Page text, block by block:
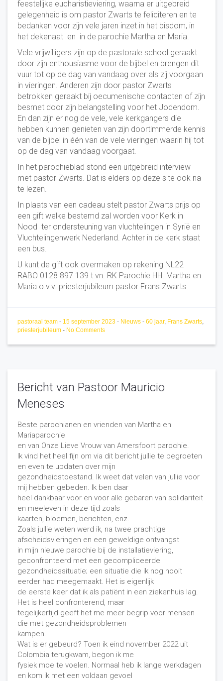
feestelijke eucharistieviering, waarna er uitgebreid
gelegenheid is om pastor Zwarts te feliciteren en te
bedanken voor zijn vele jaren inzet in het bisdom, in
het dekenaat en in de parochie Martha en Maria.
Vele vrijwilligers zijn op de pastorale school geraakt
door zijn enthousiasme voor de bijbel en brengen dit
vuur tot op de dag van vandaag over als zij voorgaan
in vieringen. Anderen zijn door pastor Zwarts
betrokken geraakt bij oecumenische contacten of zijn
besmet door zijn belangstelling voor het Jodendom.
En dan zijn er nog de vele, vele kerkgangers die
hebben kunnen genieten van zijn doortimmerde kennis
van de bijbel in één van de vele vieringen waarin hij tot
op de dag van vandaag voorgaat.
In het parochieblad stond een uitgebreid interview
met pastor Zwarts. Dat is elders op deze site ook na
te lezen.
In plaats van een cadeau stelt pastor Zwarts prijs op
een gift welke bestemd zal worden voor Kerk in
Nood ter ondersteuning van vluchtelingen in Syrië en
Vluchtelingenwerk Nederland. Achter in de kerk staat
een bus.
U kunt de gift ook overmaken op rekening NL22
RABO 0128 897 139 t.vn. RK Parochie HH. Martha en
Maria o.v.v. priesterjubileum pastor Frans Zwarts
pastoraal team - 15 september 2023 - Nieuws - 60 jaar, Frans Zwarts,
priesterjubileum - No Comments
Bericht van Pastoor Mauricio
Meneses
Beste parochianen en vrienden van Martha en
Mariaparochie
en van Onze Lieve Vrouw van Amersfoort parochie.
Ik vind het heel fijn om via dit bericht jullie te begroeten
en even te updaten over mijn
gezondheidstoestand. Ik weet dat velen van jullie voor
mij hebben gebeden. Ik ben daar
heel dankbaar voor en voor alle gebaren van solidariteit
en meeleven in deze tijd zoals
kaarten, bloemen, berichten, enz.
Zoals jullie weten werd ik, na twee prachtige
afscheidsvieringen en een geweldige ontvangst
in mijn nieuwe parochie bij de installatieviering,
geconfronteerd met een gecompliceerde
gezondheidssituatie; een situatie die ik nog nooit
eerder had meegemaakt. Het is eigenlijk
de eerste keer dat ik als patiënt in een ziekenhuis lag.
Het is heel confronterend, maar
tegelijkertijd geeft het me meer begrip voor mensen
die met gezondheidsproblemen
kampen.
Wat is er gebeurd? Toen ik eind november 2022 uit
Colombia terugkwam, begon ik me
fysiek moe te voelen. Normaal heb ik lange werkdagen
en kom ik met een voldaan gevoel